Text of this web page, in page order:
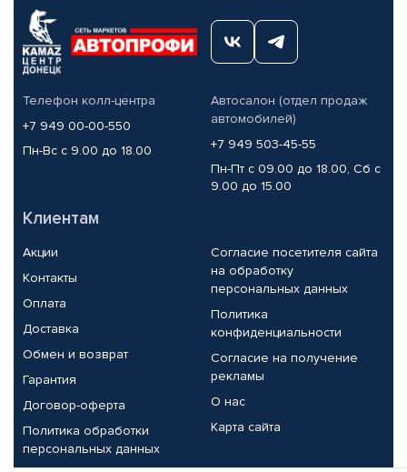
Телефон колл-центра
+7 949 00-00-550
Пн-Вс с 9.00 до 18.00
Автосалон (отдел продаж
автомобилей)
+7 949 503-45-55
Пн-Пт с 09.00 до 18.00, Сб с
9.00 до 15.00
Клиентам
Акции
Контакты
Оплата
Доставка
Обмен и возврат
Гарантия
Договор-оферта
Политика обработки
персональных данных
Согласие посетителя сайта
на обработку
персональных данных
Политика
конфиденциальности
Согласие на получение
рекламы
О нас
Карта сайта